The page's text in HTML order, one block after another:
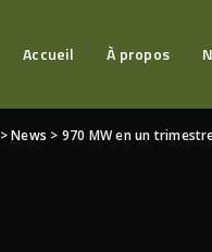
Accueil À propos
>News > 970 MW en un